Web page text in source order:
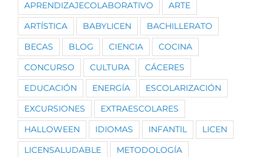
APRENDIZAJECOLABORATIVO ARTE
ARTÍSTICA BABYLICEN BACHILLERATO
BECAS BLOG CIENCIA COCINA
CONCURSO CULTURA CÁCERES
EDUCACIÓN ENERGÍA ESCOLARIZACIÓN
EXCURSIONES EXTRAESCOLARES
HALLOWEEN IDIOMAS INFANTIL LICEN
LICENSALUDABLE METODOLOGÍA